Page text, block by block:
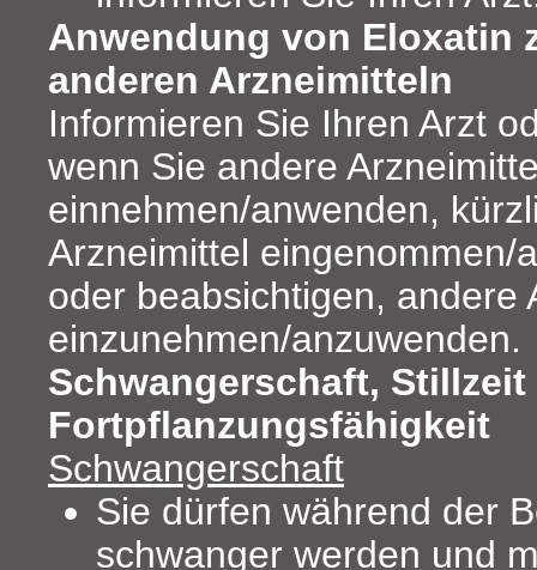
Anwendung von Eloxatin
anderen Arzneimitteln
Informieren Sie Ihren Arzt
wenn Sie andere
einnehmen/anwenden,
Arzneimittel eingenommen/
oder beabsichtigen, andere
einzunehmen/anzuwenden.
Schwangerschaft, Stillzeit
Fortpflanzungsfähigkeit
Schwangerschaft
Sie dürfen während der
schwanger werden und